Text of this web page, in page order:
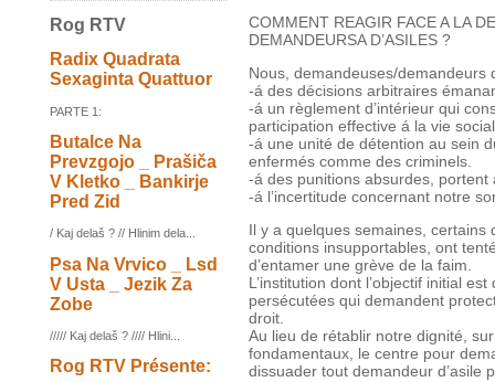
Rog RTV
Radix Quadrata
Sexaginta Quattuor
PARTE 1:
Butalce Na
Prevzgojo _ Prašiča
V Kletko _ Bankirje
Pred Zid
/ Kaj delaš ? // Hlinim dela...
Psa Na Vrvico _ Lsd
V Usta _ Jezik Za
Zobe
///// Kaj delaš ? //// Hlini...
Rog RTV Présente:
COMMENT REAGIR FACE A LA
DEMANDEURSA D’ASILES ?
Nous, demandeuses/demandeurs
-á des décisions arbitraires
-á un règlement d’intérieur qui
participation effective á la vie
-á une unité de détention au sein
enfermés comme des criminels.
-á des punitions absurdes,
-á l’incertitude concernant notre
Il y a quelques semaines, certains
conditions insupportables, ont
d’entamer une grève de la faim.
L’institution dont l’objectif initial
persécutées qui demandent
droit.
Au lieu de rétablir notre dignité,
fondamentaux, le centre pour
dissuader tout demandeur d’asile